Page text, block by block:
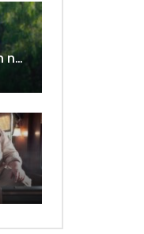
Manual para detectar a un narcisista